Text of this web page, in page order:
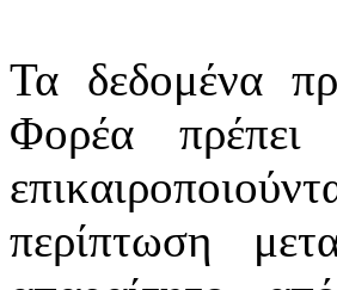
Τα δεδομένα
Φορέα
περίπτωση